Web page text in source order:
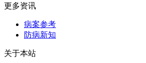
更多资讯
病案参考
防病新知
关于本站